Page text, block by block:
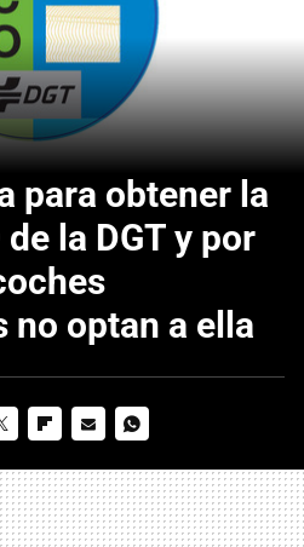
para obtener la
la DGT y por
optan a ella
MAIL